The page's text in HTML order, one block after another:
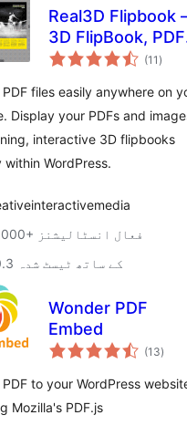
Real3D Flipbook
3D FlipBook, PDF
FlipBook, PDF
Embedder
(11درجہ
)
PDF files easily anywhere on
Display your PDFs and
interactive 3D flipbooks
WordPress.
10,000+ فعال انسٹالیشنز
7.0.3 کے ساتھ ٹیسٹ شدہ
Wonder PDF
Embed
(13درجہ
)
PDF to your WordPress
Mozilla's PDF.js